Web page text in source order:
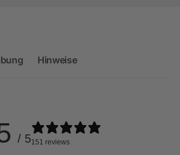
Hinweise
/ 5151 reviews